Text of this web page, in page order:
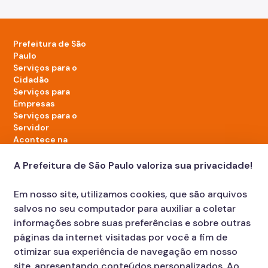
Prefeitura de São
Paulo
Serviços para o
Cidadão
Serviços para
Empresas
Serviços para o
Servidor
Acontece na
LinkedIn da Prefeitura de São Paulo
TikTok da Prefeitura de São Paulo
YouTube da Prefeitura de São Paulo
X da Prefeitura de São Paulo
Instagram da Prefeitura de São Paulo
Facebook da Prefeitura de São Paulo
Diário Oficial
A Prefeitura de São Paulo valoriza sua privacidade!
Em nosso site, utilizamos cookies, que são arquivos
salvos no seu computador para auxiliar a coletar
informações sobre suas preferências e sobre outras
páginas da internet visitadas por você a fim de
otimizar sua experiência de navegação em nosso